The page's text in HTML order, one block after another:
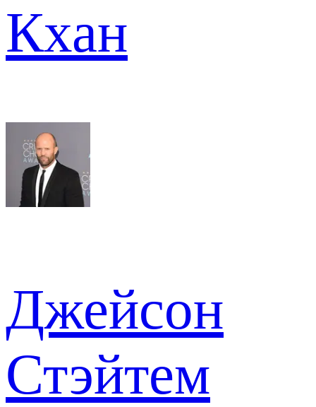
Кхан
Джейсон
Стэйтем